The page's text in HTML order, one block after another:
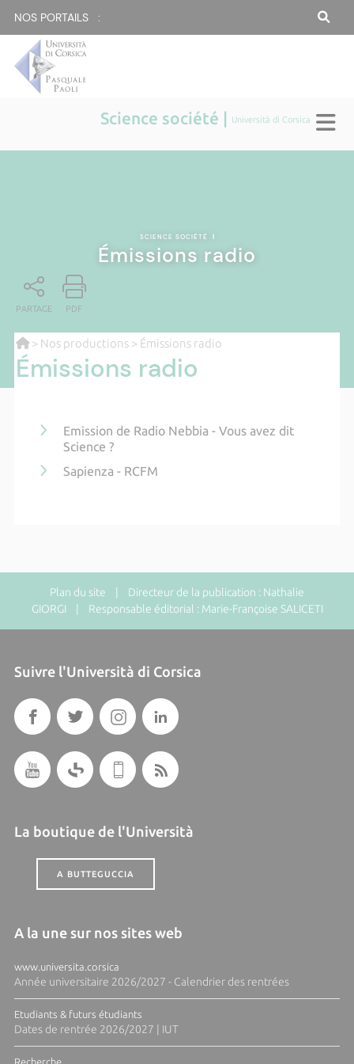
NOS PORTAILS :
Science société | Università di Corsica
SCIENCE SOCIÉTÉ |
Émissions radio
PARTAGE PDF
> Nos productions > Émissions radio
Émissions radio
Emission de Radio Nebbia - Vous avez dit
Science ?
Sapienza - RCFM
Plan du site | Directeur de la publication : Nathalie
GIORGI | Responsable éditorial : Marie-Françoise SALICETI
Suivre l'Università di Corsica
La boutique de l'Università
A BUTTEGUCCIA
A la une sur nos sites web
www.universita.corsica
Année universitaire 2026/2027 - Calendrier des rentrées
Etudiants & futurs étudiants
Dates de rentrée 2026/2027 | IUT
Recherche